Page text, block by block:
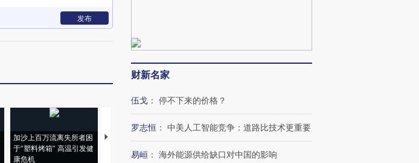
发布
加沙上百万流离失所者困
于“塑料烤箱” 高温引发健
康危机
马航飞行员跨国走私7万
粒摇头丸 尿检体内含3种
泽连斯基密集出访美英 索
要防空导弹“救急”
财新名家
伍戈 ： 停不下来的价格？
罗志恒 ： 中美人工智能竞争：道路比技术更重要
易峘 ： 海外能源供给缺口对中国的影响